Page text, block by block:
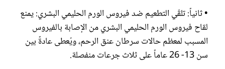
• ثانياً: تلقّي التطعيم ضد فيروس الورم الحليمي البشري: يمنع
لقاح فيروس الورم الحليمي البشري من الإصابة بالفيروس
المسبب لمعظم حالات سرطان عنق الرحم، ويُعطى عادةً بين
سن 13- 26 عاماً على ثلاث جرعات منفصلة.